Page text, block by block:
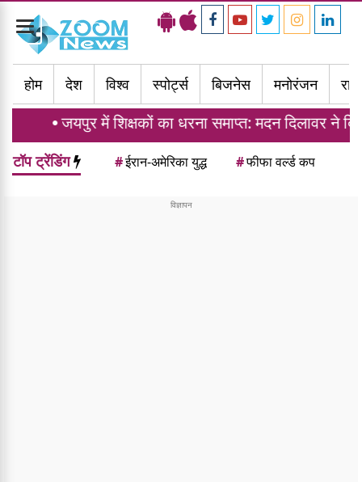
Toggle
navigation
होम
देश विश्व स्पोर्ट्स बिजनेस मनोरंजन
जयपुर में शिक्षकों का धरना समाप्त: मदन दिलावर ने दिया
टॉप ट्रेंडिंग #ईरान-अमेरिका युद्ध #फीफा वर्ल्ड कप